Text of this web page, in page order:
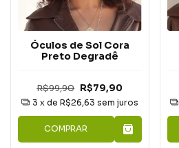
Óculos de Sol Cora
Preto Degradê
R$99,90 R$79,90
3 x de R$26,63 sem juros
COMPRAR